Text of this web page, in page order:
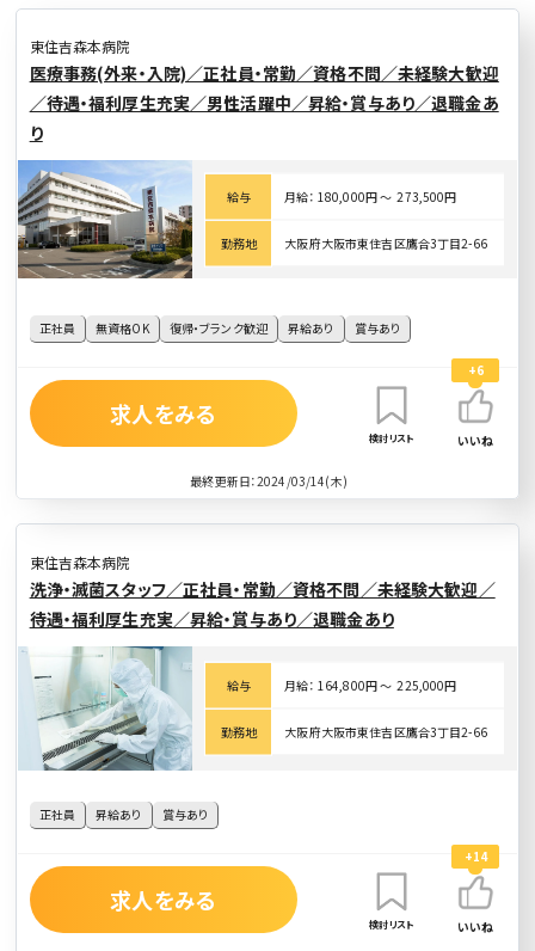
東住吉森本病院
医療事務(外来・入院)／正社員・常勤／資格不問／未経験大歓迎
／待遇・福利厚生充実／男性活躍中／昇給・賞与あり／退職金あ
り
正社員 無資格OK 復帰・ブランク歓迎 昇給あり 賞与あり
給与 月給： 180,000円 〜 273,500円
勤務地 大阪府大阪市東住吉区鷹合3丁目2-66
最終更新日：2024/03/14(木)
求人をみる
検討リスト
+6
いいね
東住吉森本病院
洗浄・滅菌スタッフ／正社員・常勤／資格不問／未経験大歓迎／
待遇・福利厚生充実／昇給・賞与あり／退職金あり
正社員 昇給あり 賞与あり
給与 月給： 164,800円 〜 225,000円
勤務地 大阪府大阪市東住吉区鷹合3丁目2-66
求人をみる
検討リスト
+14
いいね